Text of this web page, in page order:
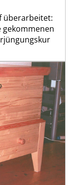
überarbeitet:
gekommenen